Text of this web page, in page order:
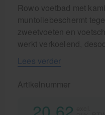
Rowo voetbad met
muntoliebeschermt
zweetvoeten en
werkt verkoelend,
Lees verder
Artikelnummer
20,62